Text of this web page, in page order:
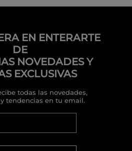
EN ENTERARTE
DE
NOVEDADES Y
EXCLUSIVAS
todas las novedades,
tendencias en tu email.